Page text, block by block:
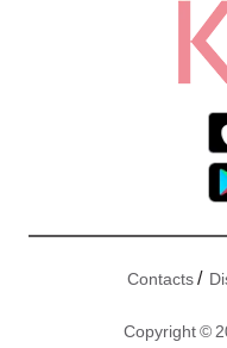
Contacts/
Copyright ©